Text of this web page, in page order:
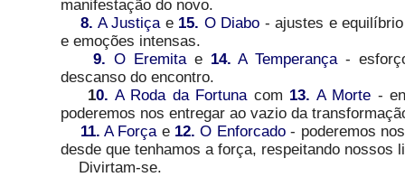
manifestação do novo.
8. A Justiçae 15. O Diabo - ajustes e
e emoções intensas.
9. O Eremitae 14. A Temperança-
descanso do encontro.
10. A Roda da Fortunacom 13. A Morte -
poderemos nos entregar ao vazio da
11. A Forçae 12. O Enforcado- poderemos
desde que tenhamos a força, respeitando nossos
Divirtam-se.